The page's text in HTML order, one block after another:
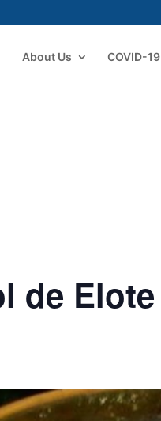
About Us COVID-19
de Elote